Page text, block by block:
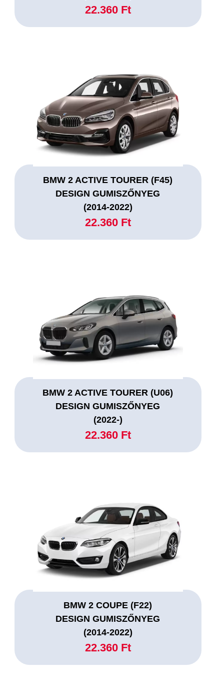
22.360 Ft
BMW 2 ACTIVE TOURER (F45)
DESIGN GUMISZŐNYEG
(2014-2022)
22.360 Ft
BMW 2 ACTIVE TOURER (U06)
DESIGN GUMISZŐNYEG
(2022-)
22.360 Ft
BMW 2 COUPE (F22)
DESIGN GUMISZŐNYEG
(2014-2022)
22.360 Ft